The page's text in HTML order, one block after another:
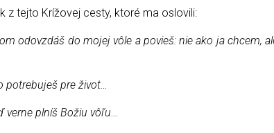
z tejto Krížovej cesty, ktoré ma oslovili:
odovzdáš do mojej vôle a povieš: nie ako ja chcem,
potrebuješ pre život…
verne plníš Božiu vôľu…